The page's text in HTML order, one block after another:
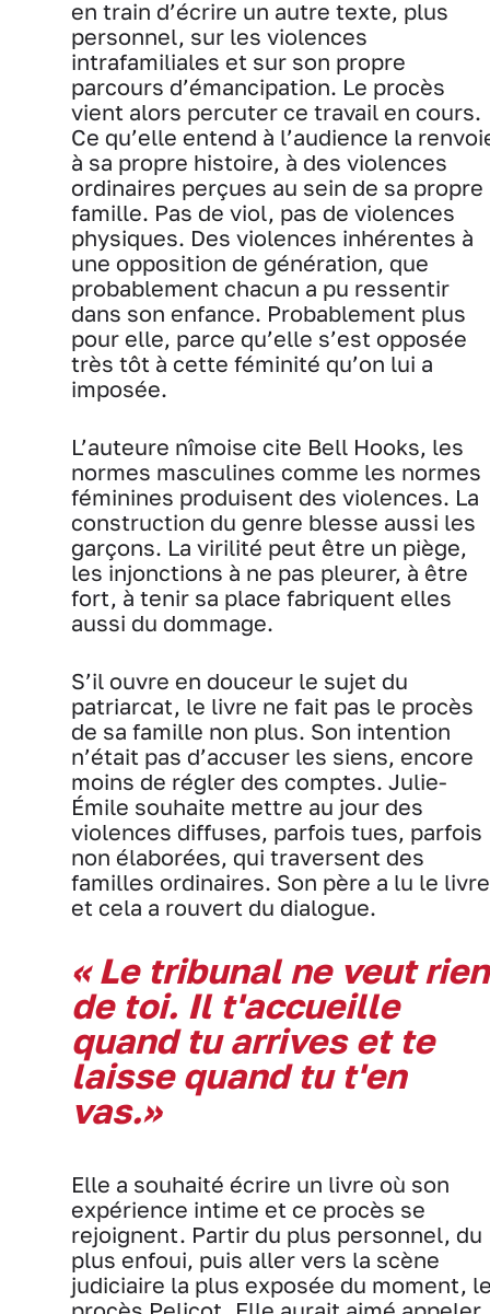
en train d’écrire un autre texte, plus
personnel, sur les violences
intrafamiliales et sur son propre
parcours d’émancipation. Le procès
vient alors percuter ce travail en cours.
Ce qu’elle entend à l’audience la
à sa propre histoire, à des violences
ordinaires perçues au sein de sa propre
famille. Pas de viol, pas de violences
physiques. Des violences inhérentes à
une opposition de génération, que
probablement chacun a pu ressentir
dans son enfance. Probablement plus
pour elle, parce qu’elle s’est opposée
très tôt à cette féminité qu’on lui a
imposée.
L’auteure nîmoise cite Bell Hooks, les
normes masculines comme les normes
féminines produisent des violences. La
construction du genre blesse aussi les
garçons. La virilité peut être un piège,
les injonctions à ne pas pleurer, à être
fort, à tenir sa place fabriquent elles
aussi du dommage.
S’il ouvre en douceur le sujet du
patriarcat, le livre ne fait pas le procès
de sa famille non plus. Son intention
n’était pas d’accuser les siens, encore
moins de régler des comptes. Julie-
Émile souhaite mettre au jour des
violences diffuses, parfois tues, parfois
non élaborées, qui traversent des
familles ordinaires. Son père a lu le livre
et cela a rouvert du dialogue.
« Le tribunal ne veut rien
de toi. Il t'accueille
quand tu arrives et te
laisse quand tu t'en
vas.»
Elle a souhaité écrire un livre où son
expérience intime et ce procès se
rejoignent. Partir du plus personnel, du
plus enfoui, puis aller vers la scène
judiciaire la plus exposée du moment,